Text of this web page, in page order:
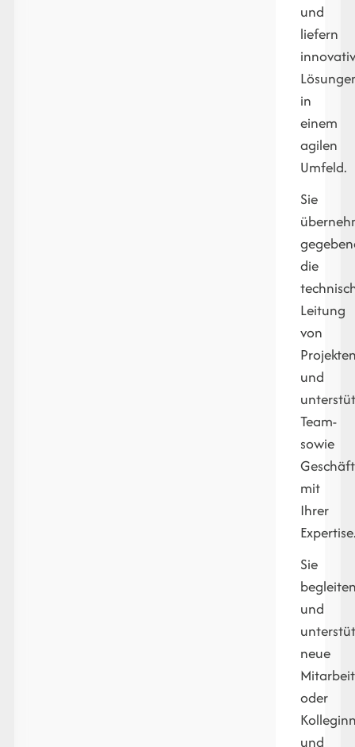
und
liefern
in
einem
agilen
Umfeld.
Sie
die
Leitung
von
und
Team-
sowie
mit
Ihrer
Sie
und
neue
oder
und